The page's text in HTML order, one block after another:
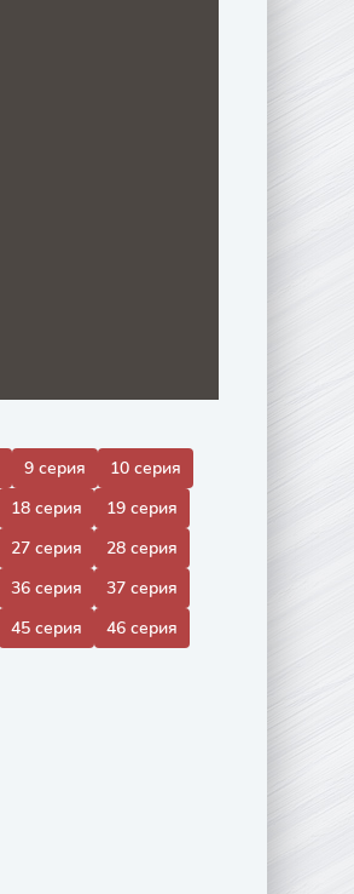
9 серия
10 серия
18 серия
19 серия
27 серия
28 серия
36 серия
37 серия
45 серия
46 серия